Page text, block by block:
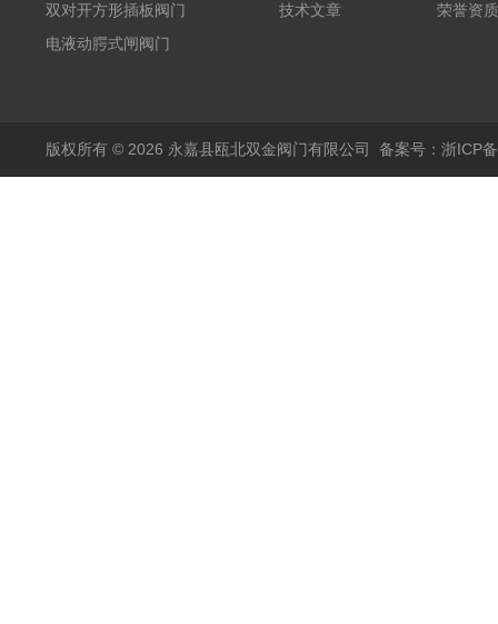
双对开方形插板阀门
电液动腭式闸阀门
技术文章
荣誉资质
版权所有 © 2026 永嘉县瓯北双金阀门有限公司 备案号：浙ICP